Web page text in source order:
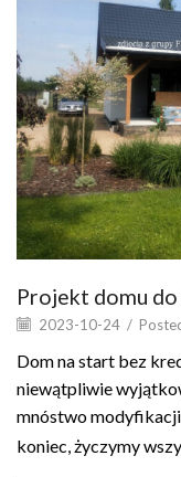
Projekt domu
2023-10-24 /
Dom na start bez
niewątpliwie
mnóstwo modyfikacji
koniec, życzymy